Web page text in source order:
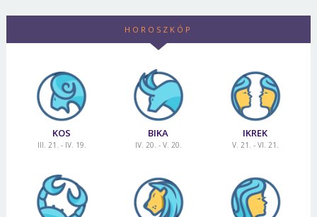
HOROSZKÓP
KOS
III. 21. - IV. 19.
BIKA
IV. 20. - V. 20.
IKREK
V. 21. - VI. 21.